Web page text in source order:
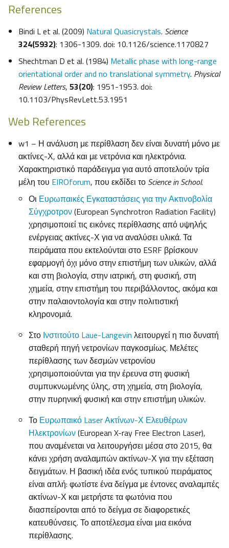
References
Bindi L et al. (2009) Natural Quasicrystals. Science
324(5932): 1306-1309. doi: 10.1126/science.1170827
Shechtman D et al. (1984) Metallic phase with long-range
orientational order and no translational symmetry. Physical
Review Letters, 53(20): 1951-1953. doi:
10.1103/PhysRevLett.53.1951
Web References
w1 – Η ανάλυση με περίθλαση δεν είναι δυνατή μόνο με
ακτίνες-Χ, αλλά και με νετρόνια και ηλεκτρόνια.
Χαρακτηριστικό παράδειγμα για αυτό αποτελούν τρία
μέλη του EIROforum, που εκδίδει το Science in School.
Οι Ευρωπαικές Εγκαταστάσεις για την Ακτινοβολία
Σύγχροτρον(European Synchrotron Radiation Facility)
χρησιμοποιεί τις εικόνες περίθλασης από υψηλής
ενέργειας ακτίνες-Χ για να αναλύσει υλικά. Τα
πειράματα που εκτελούνται στο ESRF βρίσκουν
εφαρμογή όχι μόνο στην επιστήμη των υλικών, αλλά
και στη βιολογία, στην ιατρική, στη φυσική, στη
χημεία, στην επιστήμη του περιβάλλοντος, ακόμα και
στην παλαιοντολογία και στην πολιτιστική
κληρονομιά.
Στο Ινστιτούτο Laue-Langevin λειτουργεί η πιο δυνατή
σταθερή πηγή νετρονίων παγκοσμίως. Μελέτες
περίθλασης των δεσμών νετρονίου
χρησιμοποιούνται για την έρευνα στη φυσική
συμπυκνωμένης ύλης, στη χημεία, στη βιολογία,
στην πυρηνική φυσική και στην επιστήμη υλικών.
Το Ευρωπαικό Laser Ακτίνων-Χ Ελευθέρων
Ηλεκτρονίων(European X-ray Free Electron Laser),
που αναμένεται να λειτουργήσει μέσα στο 2015, θα
κάνει χρήση αναλαμπών ακτίνων-Χ για την εξέταση
δειγμάτων. Η βασική ιδέα ενός τυπικού πειράματος
είναι απλή: φωτίστε ένα δείγμα με έντονες αναλαμπές
ακτίνων-Χ και μετρήστε τα φωτόνια που
διασπείρονται από το δείγμα σε διαφορετικές
κατευθύνσεις. Το αποτέλεσμα είναι μια εικόνα
περίθλασης.